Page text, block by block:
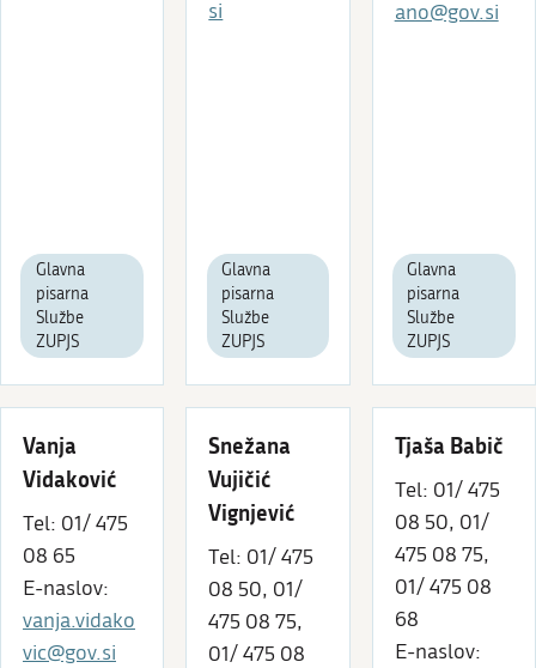
Glavna
pisarna
Službe
ZUPJS
si
Glavna
pisarna
Službe
ZUPJS
ano@gov.si
Glavna
pisarna
Službe
ZUPJS
Vanja
Vidaković
Tel: 01/ 475
08 65
E-naslov:
vanja.vidako
vic@gov.si
Snežana
Vujičić
Vignjević
Tel: 01/ 475
08 50, 01/
475 08 75,
01/ 475 08
Tjaša Babič
Tel: 01/ 475
08 50, 01/
475 08 75,
01/ 475 08
68
E-naslov: